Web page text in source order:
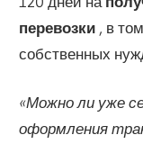
перевозки , в
собственных
«Можно ли уже
оформления